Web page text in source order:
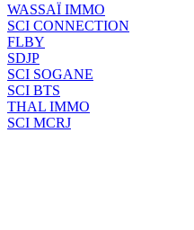
WASSAÏ IMMO
SCI CONNECTION
FLBY
SDJP
SCI SOGANE
SCI BTS
THAL IMMO
SCI MCRJ